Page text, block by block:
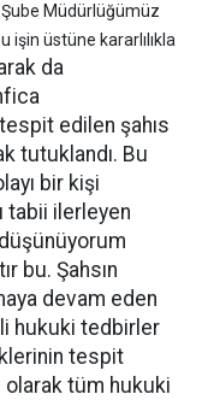
Müdürlüğümüz
üstüne kararlılıkla
da
edilen şahıs
tutuklandı. Bu
bir kişi
tabii ilerleyen
bu. Şahsın
devam eden
hukuki tedbirler
tespit
tüm hukuki